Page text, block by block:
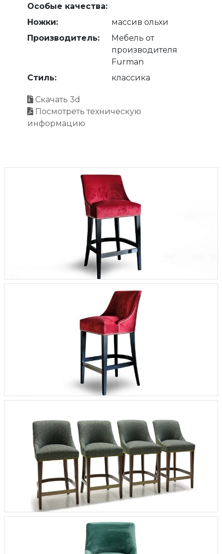
Особые качества:
Ножки:
массив ольхи
Производитель:
Мебель от
производителя
Furman
Стиль:
классика
Скачать 3d
Посмотреть техническую
информацию